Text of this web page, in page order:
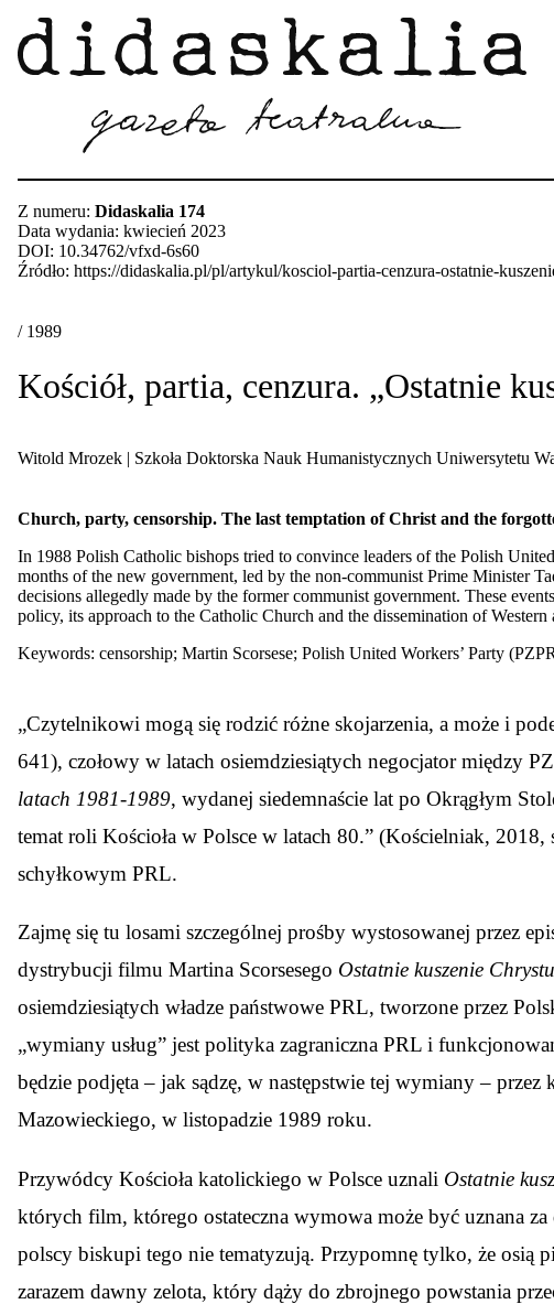
Z numeru: Didaskalia 174
Data wydania: kwiecień 2023
DOI: 10.34762/vfxd-6s60
Źródło: https://didaskalia.pl/pl/artykul/kosciol-partia-cenzura-ostatnie-
/ 1989
Kościół, partia, cenzura. „Ostatnie
Witold Mrozek | Szkoła Doktorska Nauk Humanistycznych Uniwersytetu
Church, party, censorship. The last temptation of Christ and the
In 1988 Polish Catholic bishops tried to convince leaders of the Polish
months of the new government, led by the non-communist Prime Minister
decisions allegedly made by the former communist government. These
policy, its approach to the Catholic Church and the dissemination of Western
Keywords: censorship; Martin Scorsese; Polish United Workers’ Party
„Czytelnikowi mogą się rodzić różne skojarzenia, a może i
641), czołowy w latach osiemdziesiątych negocjator między
latach 1981-1989, wydanej siedemnaście lat po Okrągłym
temat roli Kościoła w Polsce w latach 80.” (Kościelniak,
schyłkowym PRL.
Zajmę się tu losami szczególnej prośby wystosowanej przez
dystrybucji filmu Martina Scorsesego Ostatnie kuszenie
osiemdziesiątych władze państwowe PRL, tworzone przez
„wymiany usług” jest polityka zagraniczna PRL i
będzie podjęta – jak sądzę, w następstwie tej wymiany –
Mazowieckiego, w listopadzie 1989 roku.
Przywódcy Kościoła katolickiego w Polsce uznali Ostatnie
których film, którego ostateczna wymowa może być uznana
polscy biskupi tego nie tematyzują. Przypomnę tylko, że osią
zarazem dawny zelota, który dąży do zbrojnego powstania